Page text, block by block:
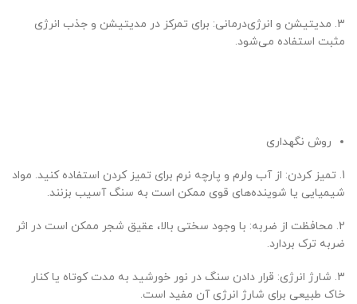
3. مدیتیشن و انرژی‌درمانی: برای تمرکز در مدیتیشن و جذب انرژی
مثبت استفاده می‌شود.
روش نگهداری
1. تمیز کردن: از آب ولرم و پارچه نرم برای تمیز کردن استفاده کنید. مواد
شیمیایی یا شوینده‌های قوی ممکن است به سنگ آسیب بزنند.
2. محافظت از ضربه: با وجود سختی بالا، عقیق شجر ممکن است در اثر
ضربه ترک بردارد.
3. شارژ انرژی: قرار دادن سنگ در نور خورشید به مدت کوتاه یا کنار
خاک طبیعی برای شارژ انرژی آن مفید است.